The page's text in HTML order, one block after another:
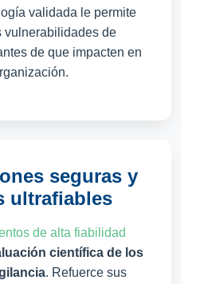
validada le permite
vulnerabilidades de
de que impacten en
seguras y
ultrafiables
de alta fiabilidad
científica de los
. Refuerce sus